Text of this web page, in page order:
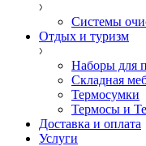
Системы
Отдых и туризм
Наборы для
Складная
Термосумки
Термосы и
Доставка и оплата
Услуги